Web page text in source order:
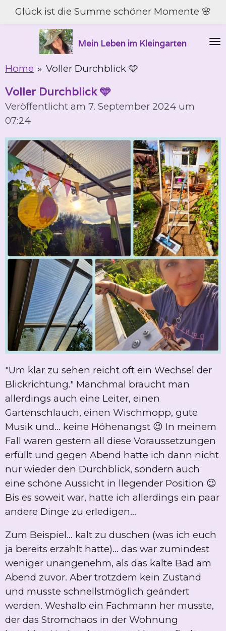
Zum
springen
Mein Leben im Kleingarten
Glück ist die Summe schöner Momente 🌸
Home » Voller Durchblick 🩵
Voller Durchblick 🩵
Veröffentlicht am 7. September 2024 um
07:24
"Um klar zu sehen reicht oft ein Wechsel der
Blickrichtung." Manchmal braucht man
allerdings auch eine Leiter, einen
Gartenschlauch, einen Wischmopp, gute
Musik und... keine Höhenangst 😉 In meinem
Fall waren gestern all diese Voraussetzungen
erfüllt und gegen Abend hatte ich dann nicht
nur wieder den Durchblick, sondern auch
eine schöne Aussicht in llegender Position 😉
Bis es soweit war, hatte ich allerdings ein paar
andere Dinge zu erledigen...
Zum Beispiel... kalt zu duschen (was ich euch
ja bereits erzählt hatte)... das war zumindest
weniger unangenehm, als das kalte Bad am
Abend zuvor. Aber trotzdem kein Zustand
und musste schnellstmöglich geändert
werden. Weshalb ein Fachmann her musste,
der das Stromchaos in der Wohnung